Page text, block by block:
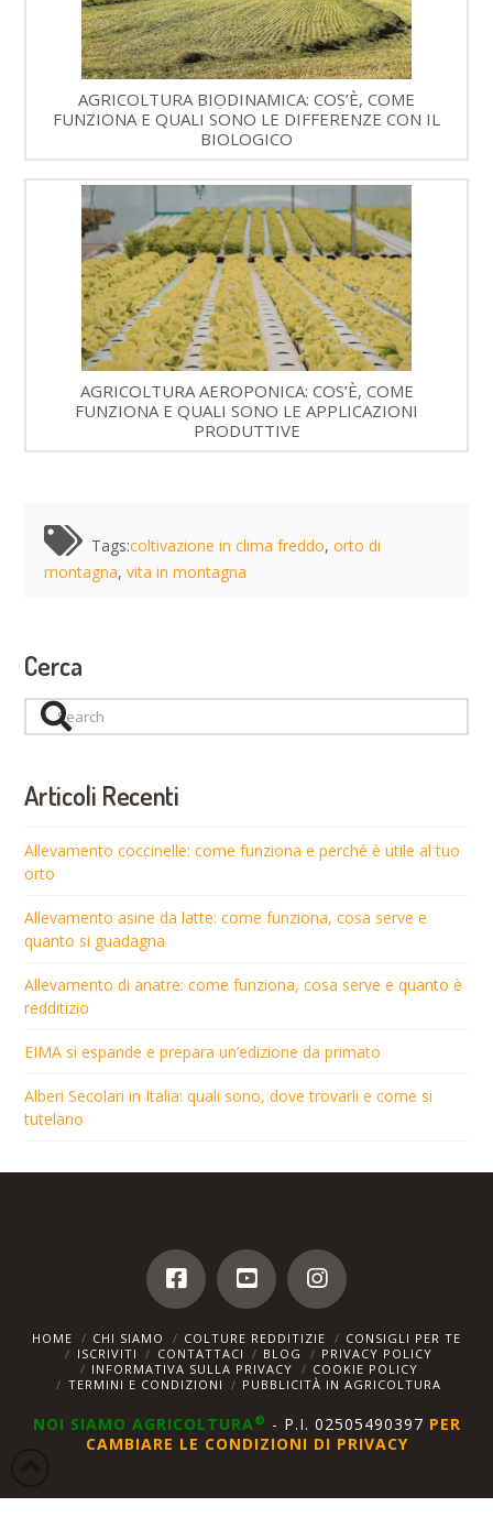
AGRICOLTURA BIODINAMICA: COS’È, COME
FUNZIONA E QUALI SONO LE DIFFERENZE CON IL
BIOLOGICO
AGRICOLTURA AEROPONICA: COS’È, COME
FUNZIONA E QUALI SONO LE APPLICAZIONI
PRODUTTIVE
Tags:coltivazione in clima freddo,orto di
montagna, vita in montagna
Cerca
Search
Articoli Recenti
Allevamento coccinelle: come funziona e perché è utile al tuo
orto
Allevamento asine da latte: come funziona, cosa serve e
quanto si guadagna
Allevamento di anatre: come funziona, cosa serve e quanto è
redditizio
EIMA si espande e prepara un’edizione da primato
Alberi Secolari in Italia: quali sono, dove trovarli e come si
tutelano
HOME CHI SIAMO COLTURE REDDITIZIE
CONSIGLI PER TE
ISCRIVITI
CONTATTACI BLOG
PRIVACY POLICY
INFORMATIVA SULLA PRIVACY
COOKIE POLICY
TERMINI E CONDIZIONI
PUBBLICITÀ IN AGRICOLTURA
NOI SIAMO AGRICOLTURA® - P.I. 02505490397 PER
CAMBIARE LE CONDIZIONI DI PRIVACY